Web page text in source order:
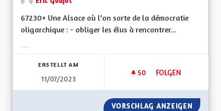
67230+ Une Alsace où l'on sorte de la démocratie
oligarchique : - obliger les élus à rencontrer...
ERSTELLT AM
11/07/2023
50 50 FOLLOWER
FOLGEN
UNE ALSACE
VORSCHLAG ANZEIGEN UNE